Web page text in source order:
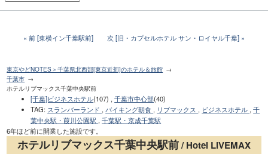
前 [東横イン千葉駅前] 次 [旧・カプセルホテル サン・ロイヤル千葉]
東京やどNOTES＞千葉県北西部[東京近郊]のホテル＆旅館
千葉市
ホテルリブマックス千葉中央駅前
[千葉]ビジネスホテル(107) ,千葉市中心部(40)
TAG: スランバーランド ,バイキング朝食 , リブマックス , ビジネスホテル ,千
葉中央駅・葭川公園駅 ,千葉駅・京成千葉駅
6年ほど前に開業した施設です。
ホテルリブマックス千葉中央駅前/ Hotel LiVEMAX